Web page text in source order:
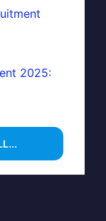
2025: